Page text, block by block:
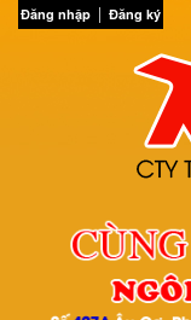
Đăng nhập Đăng ký